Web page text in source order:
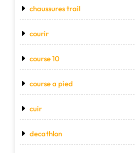
chaussures trail
courir
course 10
course a pied
cuir
decathlon